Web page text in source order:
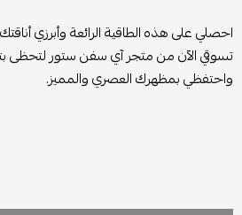
احصلي على هذه الطاقية الرائعة وأبرزي
تسوقي الآن من متجر آي سفن ستور لتحظى
واحتفظي بمظهرك العصري والمميز.